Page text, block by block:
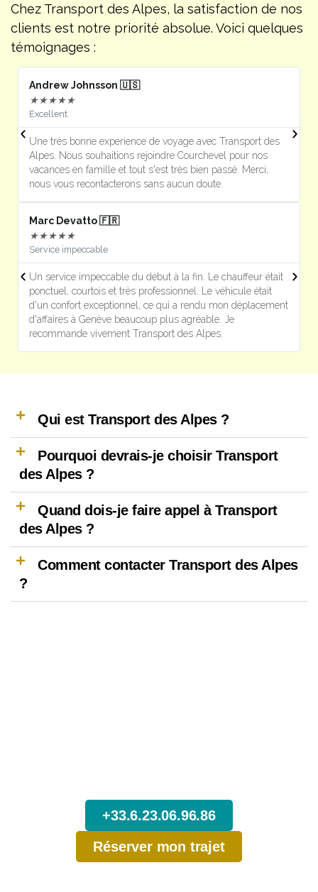
Chez Transport des Alpes, la satisfaction de nos
clients est notre priorité absolue. Voici quelques
témoignages :
Andrew Johnsson 🇺🇸
★★★★★
Excellent
Une très bonne experience de voyage avec Transport des
Alpes. Nous souhaitions rejoindre Courchevel pour nos
vacances en famille et tout s'est très bien passé. Merci,
nous vous recontacterons sans aucun doute.
Marc Devatto 🇫🇷
★★★★★
Service impeccable
Un service impeccable du début à la fin. Le chauffeur était
ponctuel, courtois et très professionnel. Le véhicule était
d'un confort exceptionnel, ce qui a rendu mon déplacement
d'affaires à Genève beaucoup plus agréable. Je
recommande vivement Transport des Alpes.
Qui est Transport des Alpes ?
Pourquoi devrais-je choisir Transport
des Alpes ?
Quand dois-je faire appel à Transport
des Alpes ?
Comment contacter Transport des Alpes
?
+33.6.23.06.96.86
Réserver mon trajet